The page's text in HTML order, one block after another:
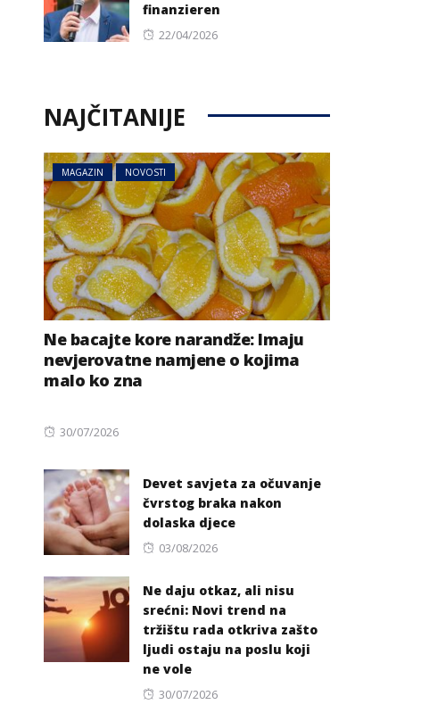
finanzieren
Posted
22/04/2026
NAJČITANIJE
MAGAZIN NOVOSTI
Ne bacajte kore narandže: Imaju
nevjerovatne namjene o kojima
malo ko zna
Posted
30/07/2026
Devet savjeta za očuvanje
čvrstog braka nakon
dolaska djece
Posted
03/08/2026
Ne daju otkaz, ali nisu
srećni: Novi trend na
tržištu rada otkriva zašto
ljudi ostaju na poslu koji
ne vole
Posted
30/07/2026